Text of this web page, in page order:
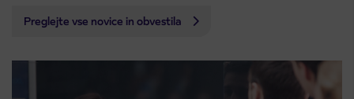
Preglejte vse novice in obvestila